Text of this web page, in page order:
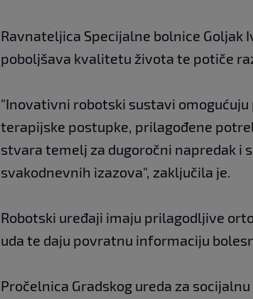
Ravnateljica Specijalne bolnice Goljak
poboljšava kvalitetu života te potiče
"Inovativni robotski sustavi
terapijske postupke, prilagođene
stvara temelj za dugoročni napredak i
svakodnevnih izazova", zaključila je.
Robotski uređaji imaju prilagodljive
uda te daju povratnu informaciju
Pročelnica Gradskog ureda za